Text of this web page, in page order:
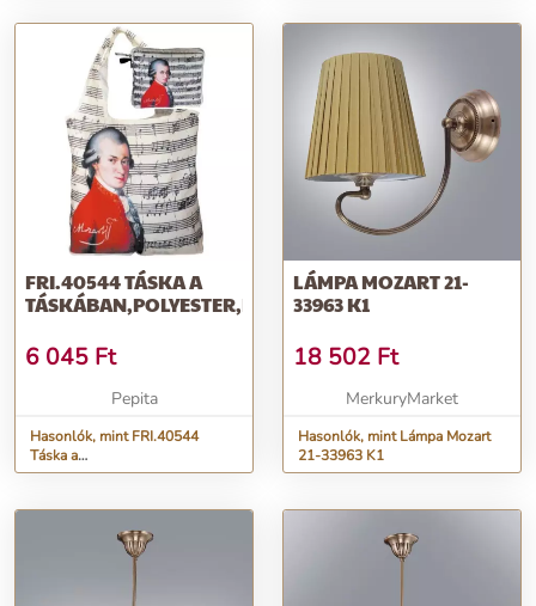
FRI.40544 TÁSKA A
6 045 Ft
Pepita
Hasonlók, mint FRI.40544
Táska a
táskában,polyester,Mozart,42x48cm,összehajtva:1...
LÁMPA MOZART 21-
33963 K1
18 502 Ft
MerkuryMarket
Hasonlók, mint Lámpa Mozart
21-33963 K1